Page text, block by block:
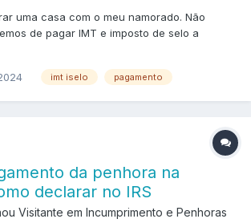
uma casa com o meu namorado. Não
de pagar IMT e imposto de selo a
imt iselo pagamento
da penhora na
declarar no IRS
Visitante em Incumprimento e Penhoras